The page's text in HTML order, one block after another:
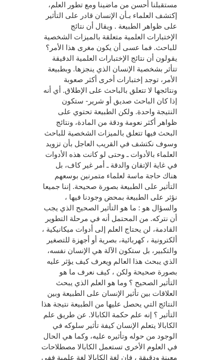
مستقبلنا أحسن من ماضينا ومع تطور العلم،
إكتشف العلماء بـأن الإنسان قادر على التأثير
على ظواهر الطبيعة . ويقال أن نتائج
الإختبارات العلمية متعلقة بالميزات الشخصية
للباحث. فما عسى أن يكون مغرى هذا الأمر؟
يقولون أن نتائج الإختبارات العلمية الدقيقة
تتأثر بشخصية الإنسان الذي ينجزها. وبطبيعة
الأمر، توجد إختبارات أخرى أكثر صعوبة
ونتائجها لا تتعلق بالباحث على الإطلاق. أي أنه
إذا كان الباحث صديق أو شرير- ستكون
النتيجة واحدة. ولكن الطبيعة تحتوي على
ظواهر أكثر نعومة ودقة من المادة، ونتائج
البحث فيها تتعلق بالميزات الشخصية للباحث
وسوف نكتشف في القريب العاجل بأن تزويد
العلماء بالأدوات ـ وحتى لو كانت هذه الأدوات
في غاية الإتقان والدقة ـ أمر غير كاف، بل
هناك حاجة ماسة لعلماء متمرنين بوسعهم
التأثير على الطبيعة بصورة صحيحة. إننا جميعا
نؤثر على الطبيعة بمحض وجودنا فيها ،
والسؤال هو : ما هو التأثير الصحيح الذي يجب
أن نتركه. من المحتمل أنه في مرحلة التطوير
القادمة، لن يحتاج العلم إلى أدوات ميكانيكية ،
ألكترونية ، كهربائية، بصرية أو أجهزة للتصغير
والتكبير، بل ستكون الآلة هي الإنسان نفسه،
الذي يبحث هذا العالم ويعرف كيف يؤثر عليه
بصورة صحيحة ولكن ، كيف نعرف ما هو
التأثير الصحيح ؟ وما هو العلم الذي يبحث
العلاقات بين تأثير الإنسان على الطبيعة وبين
النتائج التي يحصل عليها من الطبيعة نتيجة هذا
التأثير ؟ إنه علم حكمة الكابالا. عن طريق علم
الكابالا يتعلم الإنسان كيفة تأثير سلوكه في
الوجود من حوله وتأثيره عليه، وكما هي الحال
في العلوم الأخرى تستعمل الكابالا مصطلاحات
معينة ودقيقة ، فإن لغة الكابالا لغة علمية ففي